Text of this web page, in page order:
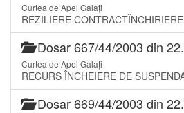
Curtea de Apel Galați
REZILIERE
Dosar 667/44/2003 din
Curtea de Apel Galați
RECURS ÎNCHEIERE DE
Dosar 669/44/2003 din